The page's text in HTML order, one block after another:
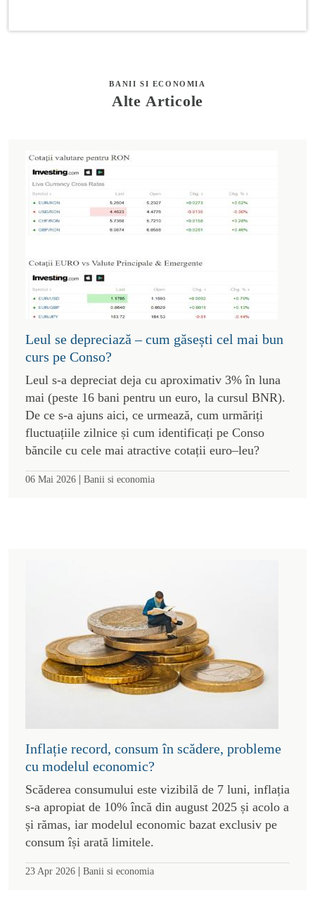
BANII SI ECONOMIA
Alte Articole
Leul se depreciază – cum găsești cel mai bun
curs pe Conso?
Leul s-a depreciat deja cu aproximativ 3% în luna
mai (peste 16 bani pentru un euro, la cursul BNR).
De ce s-a ajuns aici, ce urmează, cum urmăriți
fluctuațiile zilnice și cum identificați pe Conso
băncile cu cele mai atractive cotații euro–leu?
06 Mai 2026 | Banii si economia
Inflație record, consum în scădere, probleme
cu modelul economic?
Scăderea consumului este vizibilă de 7 luni, inflația
s-a apropiat de 10% încă din august 2025 și acolo a
și rămas, iar modelul economic bazat exclusiv pe
consum își arată limitele.
23 Apr 2026 | Banii si economia